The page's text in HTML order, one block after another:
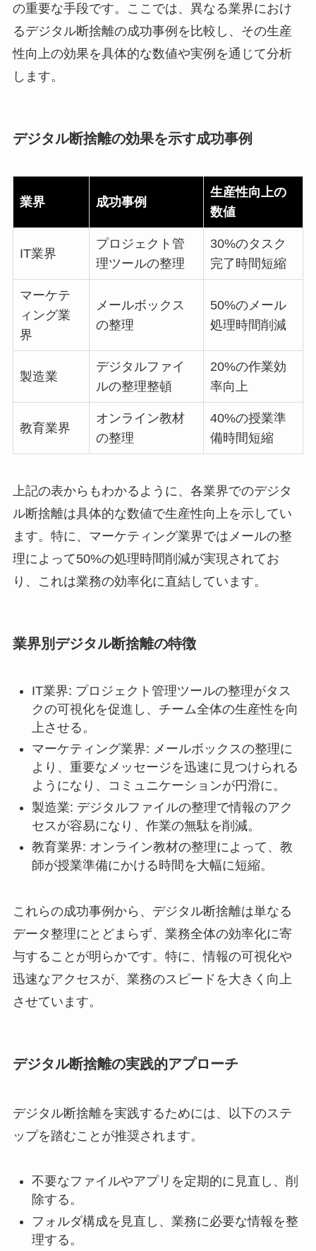
の重要な手段です。ここでは、異なる業界におけ
るデジタル断捨離の成功事例を比較し、その生産
性向上の効果を具体的な数値や実例を通じて分析
します。
デジタル断捨離の効果を示す成功事例
業界 成功事例
生産性向上の
数値
IT業界
プロジェクト管
理ツールの整理
30%のタスク
完了時間短縮
マーケテ
ィング業
界
メールボックス
の整理
50%のメール
処理時間削減
製造業
デジタルファイ
ルの整理整頓
20%の作業効
率向上
教育業界
オンライン教材
の整理
40%の授業準
備時間短縮
上記の表からもわかるように、各業界でのデジタ
ル断捨離は具体的な数値で生産性向上を示してい
ます。特に、マーケティング業界ではメールの整
理によって50%の処理時間削減が実現されてお
り、これは業務の効率化に直結しています。
業界別デジタル断捨離の特徴
IT業界: プロジェクト管理ツールの整理がタス
クの可視化を促進し、チーム全体の生産性を向
上させる。
マーケティング業界: メールボックスの整理に
より、重要なメッセージを迅速に見つけられる
ようになり、コミュニケーションが円滑に。
製造業: デジタルファイルの整理で情報のアク
セスが容易になり、作業の無駄を削減。
教育業界: オンライン教材の整理によって、教
師が授業準備にかける時間を大幅に短縮。
これらの成功事例から、デジタル断捨離は単なる
データ整理にとどまらず、業務全体の効率化に寄
与することが明らかです。特に、情報の可視化や
迅速なアクセスが、業務のスピードを大きく向上
させています。
デジタル断捨離の実践的アプローチ
デジタル断捨離を実践するためには、以下のステ
ップを踏むことが推奨されます。
不要なファイルやアプリを定期的に見直し、削
除する。
フォルダ構成を見直し、業務に必要な情報を整
理する。